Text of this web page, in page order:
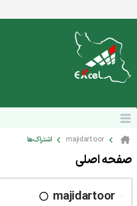
majidartoor اشتراک‌ها
صفحه اصلی
majidartoor